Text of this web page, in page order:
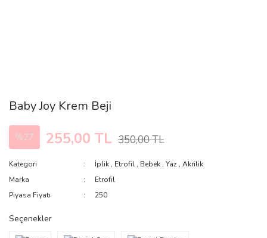
Baby Joy Krem Beji
%27 255,00 TL 350,00 TL
Kategori İplik , Etrofil, Bebek ,Yaz ,Akrilik
Marka
Etrofil
Piyasa Fiyatı
250
Seçenekler